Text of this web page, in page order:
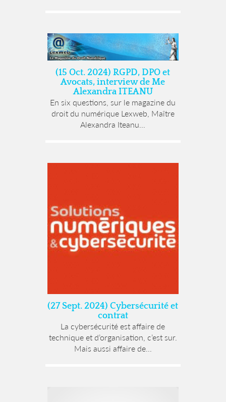
(15 Oct. 2024) RGPD, DPO et
Avocats, interview de Me
Alexandra ITEANU
En six questions, sur le magazine du
droit du numérique Lexweb, Maître
Alexandra Iteanu...
(27 Sept. 2024) Cybersécurité et
contrat
La cybersécurité est affaire de
technique et d’organisation, c’est sur.
Mais aussi affaire de...